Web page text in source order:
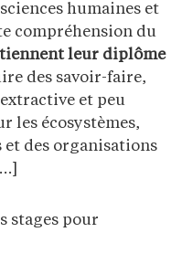
humaines et
compréhension du
leur diplôme
des savoir-faire,
et peu
les écosystèmes,
des organisations
stages pour